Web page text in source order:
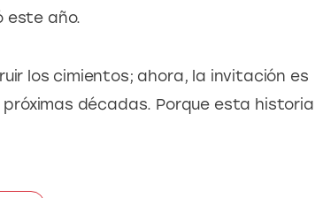
este año.
los cimientos; ahora, la invitación es
décadas. Porque esta historia